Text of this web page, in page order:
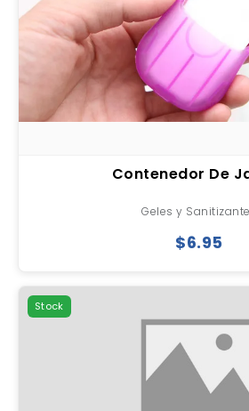
Contenedor De
Geles y
$6.95
Stock